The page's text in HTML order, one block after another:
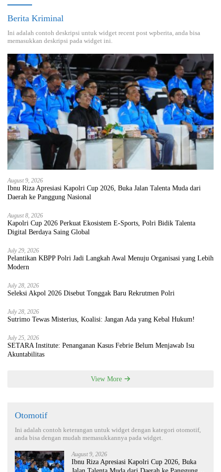
Berita Kriminal
Ini adalah contoh deskripsi untuk widget recent post wpberita, anda bisa
memasukkan deskripsi pada widget ini.
August 9, 2026
Ibnu Riza Apresiasi Kapolri Cup 2026, Buka Jalan Talenta Muda dari
Daerah ke Panggung Nasional
August 8, 2026
Kapolri Cup 2026 Perkuat Ekosistem E-Sports, Polri Bidik Talenta
Digital Berdaya Saing Global
July 29, 2026
Pelantikan KBPP Polri Jadi Langkah Awal Menuju Organisasi yang Lebih
Modern
July 28, 2026
Seleksi Akpol 2026 Disebut Tonggak Baru Rekrutmen Polri
July 28, 2026
Sutrimo Tewas Misterius, Koalisi: Jangan Ada yang Kebal Hukum!
July 25, 2026
SETARA Institute: Penanganan Kasus Febrie Belum Menjawab Isu
Akuntabilitas
View More
Otomotif
Ini adalah contoh keterangan untuk widget dengan kategori otomotif,
anda bisa dengan mudah memasukkannya pada widget.
August 9, 2026
Ibnu Riza Apresiasi Kapolri Cup 2026, Buka